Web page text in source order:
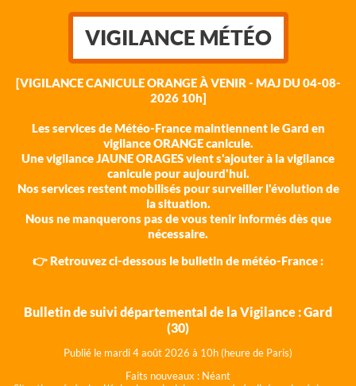
VIGILANCE MÉTÉO
[VIGILANCE CANICULE ORANGE À VENIR - MAJ DU 04-08-
2026 10h]
Les services de Météo-France maintiennent le Gard en
vigilance ORANGE canicule.
Une vigilance JAUNE ORAGES vient s'ajouter à la vigilance
canicule pour aujourd'hui.
Nos services restent mobilisés pour surveiller l'évolution de
la situation.
Nous ne manquerons pas de vous tenir informés dès que
nécessaire.
👉 Retrouvez ci-dessous le bulletin de météo-France :
Bulletin de suivi départemental de la Vigilance : Gard
(30)
Publié le mardi 4 août 2026 à 10h (heure de Paris)
Faits nouveaux : Néant